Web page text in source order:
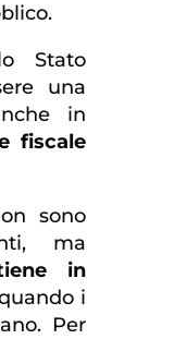
Stato
una
in
fiscale
sono
ma
in
i
Per